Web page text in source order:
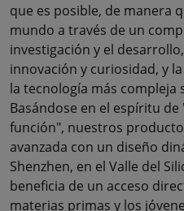
que es posible, de manera
mundo a través de un
investigación y el
innovación y curiosidad, y
la tecnología más compleja
Basándose en el espíritu de
función", nuestros
avanzada con un diseño
Shenzhen, en el Valle del
beneficia de un acceso
materias primas y los